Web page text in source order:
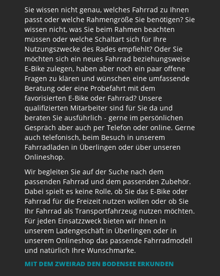
Sie wissen nicht genau, welches Fahrrad zu Ihnen
passt oder welche Rahmengröße Sie benötigen? Sie
wissen nicht, was Sie beim Rahmen beachten
müssen oder welche Schaltart sich für Ihre
Nutzungszwecke des Rades empfiehlt? Oder Sie
möchten sich ein neues Fahrrad beziehungsweise
E-Bike zulegen, haben aber noch ein paar offene
Fragen zu klären und wünschen eine umfassende
Beratung oder eine Probefahrt mit dem
favorisierten E-Bike oder Fahrrad? Unsere
qualifizierten Mitarbeiter sind für Sie da und
beraten Sie ausführlich - gerne im persönlichen
Gespräch aber auch per Telefon oder online. Gerne
auch telefonisch, beim Besuch in unserem
Fahrradladen in Überlingen oder über unseren
Onlineshop.
Wir begleiten Sie auf der Suche nach dem
passenden Fahrrad und dem passenden Zubehör.
Dabei spielt es keine Rolle, ob Sie das E-Bike oder
Fahrrad für die Freizeit nutzen wollen oder ob Sie
Ihr Fahrrad als Transportfahrzeug nutzen möchten.
Für jeden Einsatzzweck bieten wir Ihnen in
unserem Ladengeschäft in Überlingen oder in
unserem Onlineshop das passende Fahrradmodell
und natürlich Ihre Wunschmarke.
MIT DEM ZWEIRAD DEN BODENSEE ERKUNDEN